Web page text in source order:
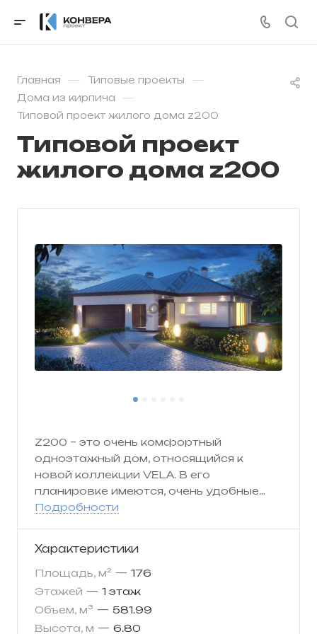
Главная — Типовые проекты —
Дома из кирпича —
Типовой проект жилого дома z200
Типовой проект
жилого дома z200
Z200 – это очень комфортный
одноэтажный дом, относящийся к
новой коллекции VELA. В его
планировке имеются, очень удобные
функциональные решения: соединение
кладовка с входом из кухни,
разграничение кухни и гостиной при
помощи сдвижных дверей, деликатная
разбивка пространства дома на
Подробности
Характеристики
Площадь, м² — 176
Этажей — 1 этаж
Объем, м³ — 581.99
Высота, м — 6.80